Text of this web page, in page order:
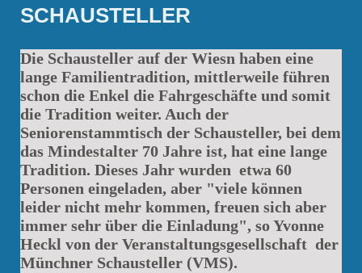
SCHAUSTELLER
Die Schausteller auf der Wiesn haben eine
lange Familientradition, mittlerweile führen
schon die Enkel die Fahrgeschäfte und somit
die Tradition weiter. Auch der
Seniorenstammtisch der Schausteller, bei dem
das Mindestalter 70 Jahre ist, hat eine lange
Tradition. Dieses Jahr wurden etwa 60
Personen eingeladen, aber "viele können
leider nicht mehr kommen, freuen sich aber
immer sehr über die Einladung", so Yvonne
Heckl von der Veranstaltungsgesellschaft der
Münchner Schausteller (VMS).